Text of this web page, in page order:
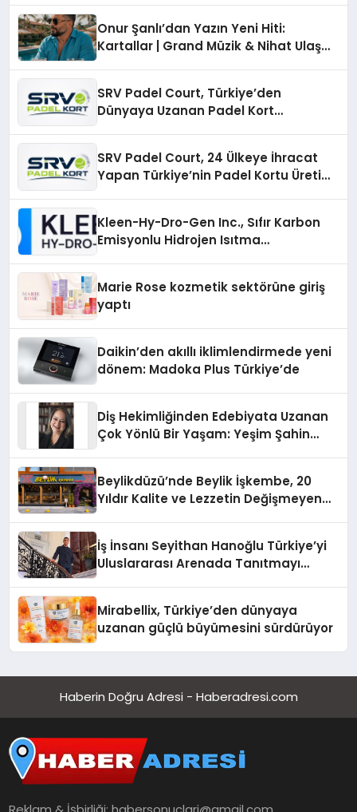
Onur Şanlı’dan Yazın Yeni Hiti:
Kartallar | Grand Müzik & Nihat Ulaş
SRV Padel Court, Türkiye’den
Dünyaya Uzanan Padel Kort
SRV Padel Court, 24 Ülkeye İhracat
Yapan Türkiye’nin Padel Kortu Üretim
Kleen-Hy-Dro-Gen Inc., Sıfır Karbon
Emisyonlu Hidrojen Isıtma
Marie Rose kozmetik sektörüne giriş
yaptı
Daikin’den akıllı iklimlendirmede yeni
dönem: Madoka Plus Türkiye’de
Diş Hekimliğinden Edebiyata Uzanan
Çok Yönlü Bir Yaşam: Yeşim Şahin
Beylikdüzü’nde Beylik İşkembe, 20
Yıldır Kalite ve Lezzetin Değişmeyen
İş İnsanı Seyithan Hanoğlu Türkiye’yi
Uluslararası Arenada Tanıtmayı
Mirabellix, Türkiye’den dünyaya
uzanan güçlü büyümesini sürdürüyor
Haberin Doğru Adresi - Haberadresi.com